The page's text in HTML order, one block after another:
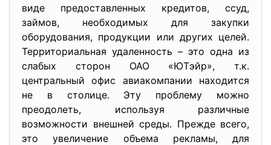
виде предоставленных кредитов, ссуд,
займов, необходимых для закупки
оборудования, продукции или других целей.
Территориальная удаленность – это одна из
слабых сторон ОАО «ЮТэйр», т.к.
центральный офис авиакомпании находится
не в столице. Эту проблему можно
преодолеть, используя различные
возможности внешней среды. Прежде всего,
это увеличение объема рекламы, для